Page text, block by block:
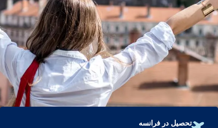
تحصیل در فرانسه